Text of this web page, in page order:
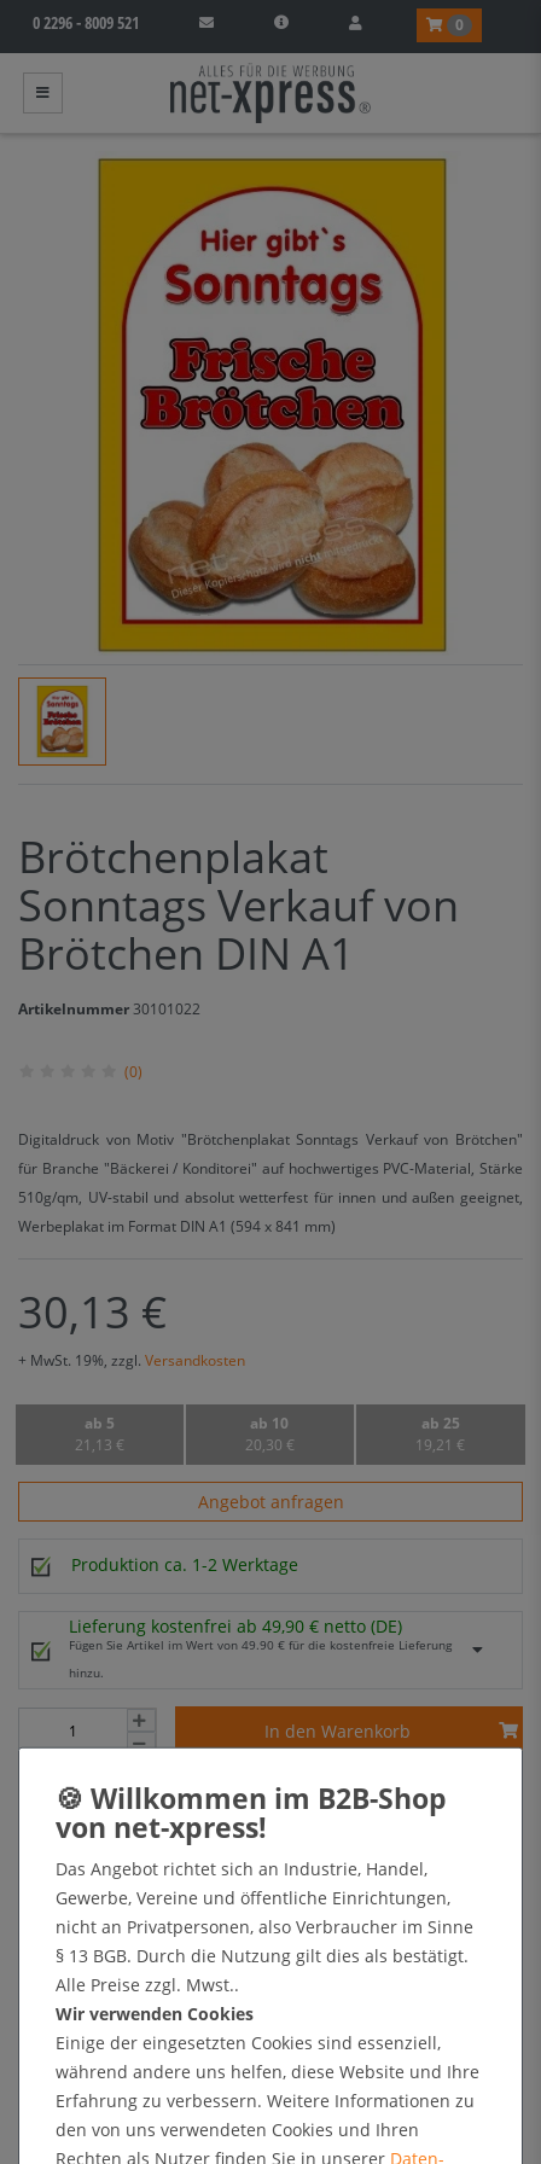
0 2296 - 8009 521 0
Brötchenplakat
Sonntags Verkauf von
Brötchen DIN A1
Artikelnummer30101022
(0)
Digitaldruck von Motiv "Brötchenplakat Sonntags Verkauf von Brötchen"
für Branche "Bäckerei / Konditorei" auf hochwertiges PVC-Material, Stärke
510g/qm, UV-stabil und absolut wetterfest für innen und außen geeignet,
Werbeplakat im Format DIN A1 (594 x 841 mm)
30,13 €
+ MwSt. 19%, zzgl. Versandkosten
ab 5
21,13 €
ab 10
20,30 €
ab 25
19,21 €
Angebot anfragen
Produktion ca. 1-2 Werktage
Lieferung kostenfrei ab 49,90 € netto (DE)
Fügen Sie Artikel im Wert von 49.90 € für die kostenfreie Lieferung
hinzu.
In den Warenkorb
+ Sichere Zahlungsarten mit Käuferschutz oder Zahlung nach Erhalt der Ware auf Rechnung
Angaben zur Produktsicherheit
Kundenrezensionen
0
Das Angebot richtet sich an Industrie, Handel,
Gewerbe, Vereine und öffentliche Einrichtungen,
nicht an Privatpersonen, also Verbraucher im Sinne
§ 13 BGB. Durch die Nutzung gilt dies als bestätigt.
Alle Preise zzgl. Mwst..
Wir verwenden Cookies
Einige der eingesetzten Cookies sind essenziell,
während andere uns helfen, diese Website und Ihre
Erfahrung zu verbessern. Weitere Informationen zu
den von uns verwendeten Cookies und Ihren
Rechten als Nutzer finden Sie in unserer Daten­